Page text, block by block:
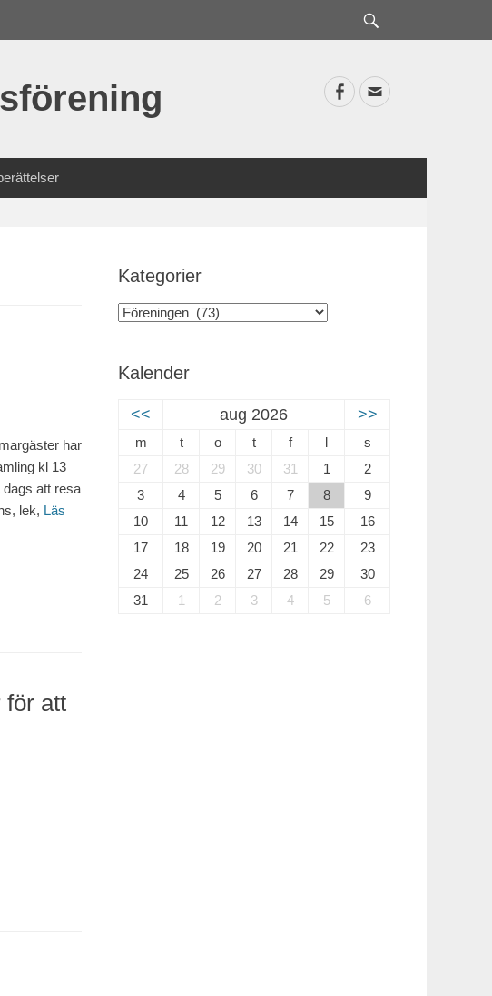
Facebook
E-
har
kl 13
att resa
lek, Läs
för att
Kategorier
Kategorier
Kalender
<< aug 2026 >>
m t o t f l
s
27
28 29 30 31 1
2
3
4 5 6 7 8
9
10
11 12 13 14 15
16
17
18 19 20 21 22
23
24
25 26 27 28 29
30
31
1 2 3 4 5 6